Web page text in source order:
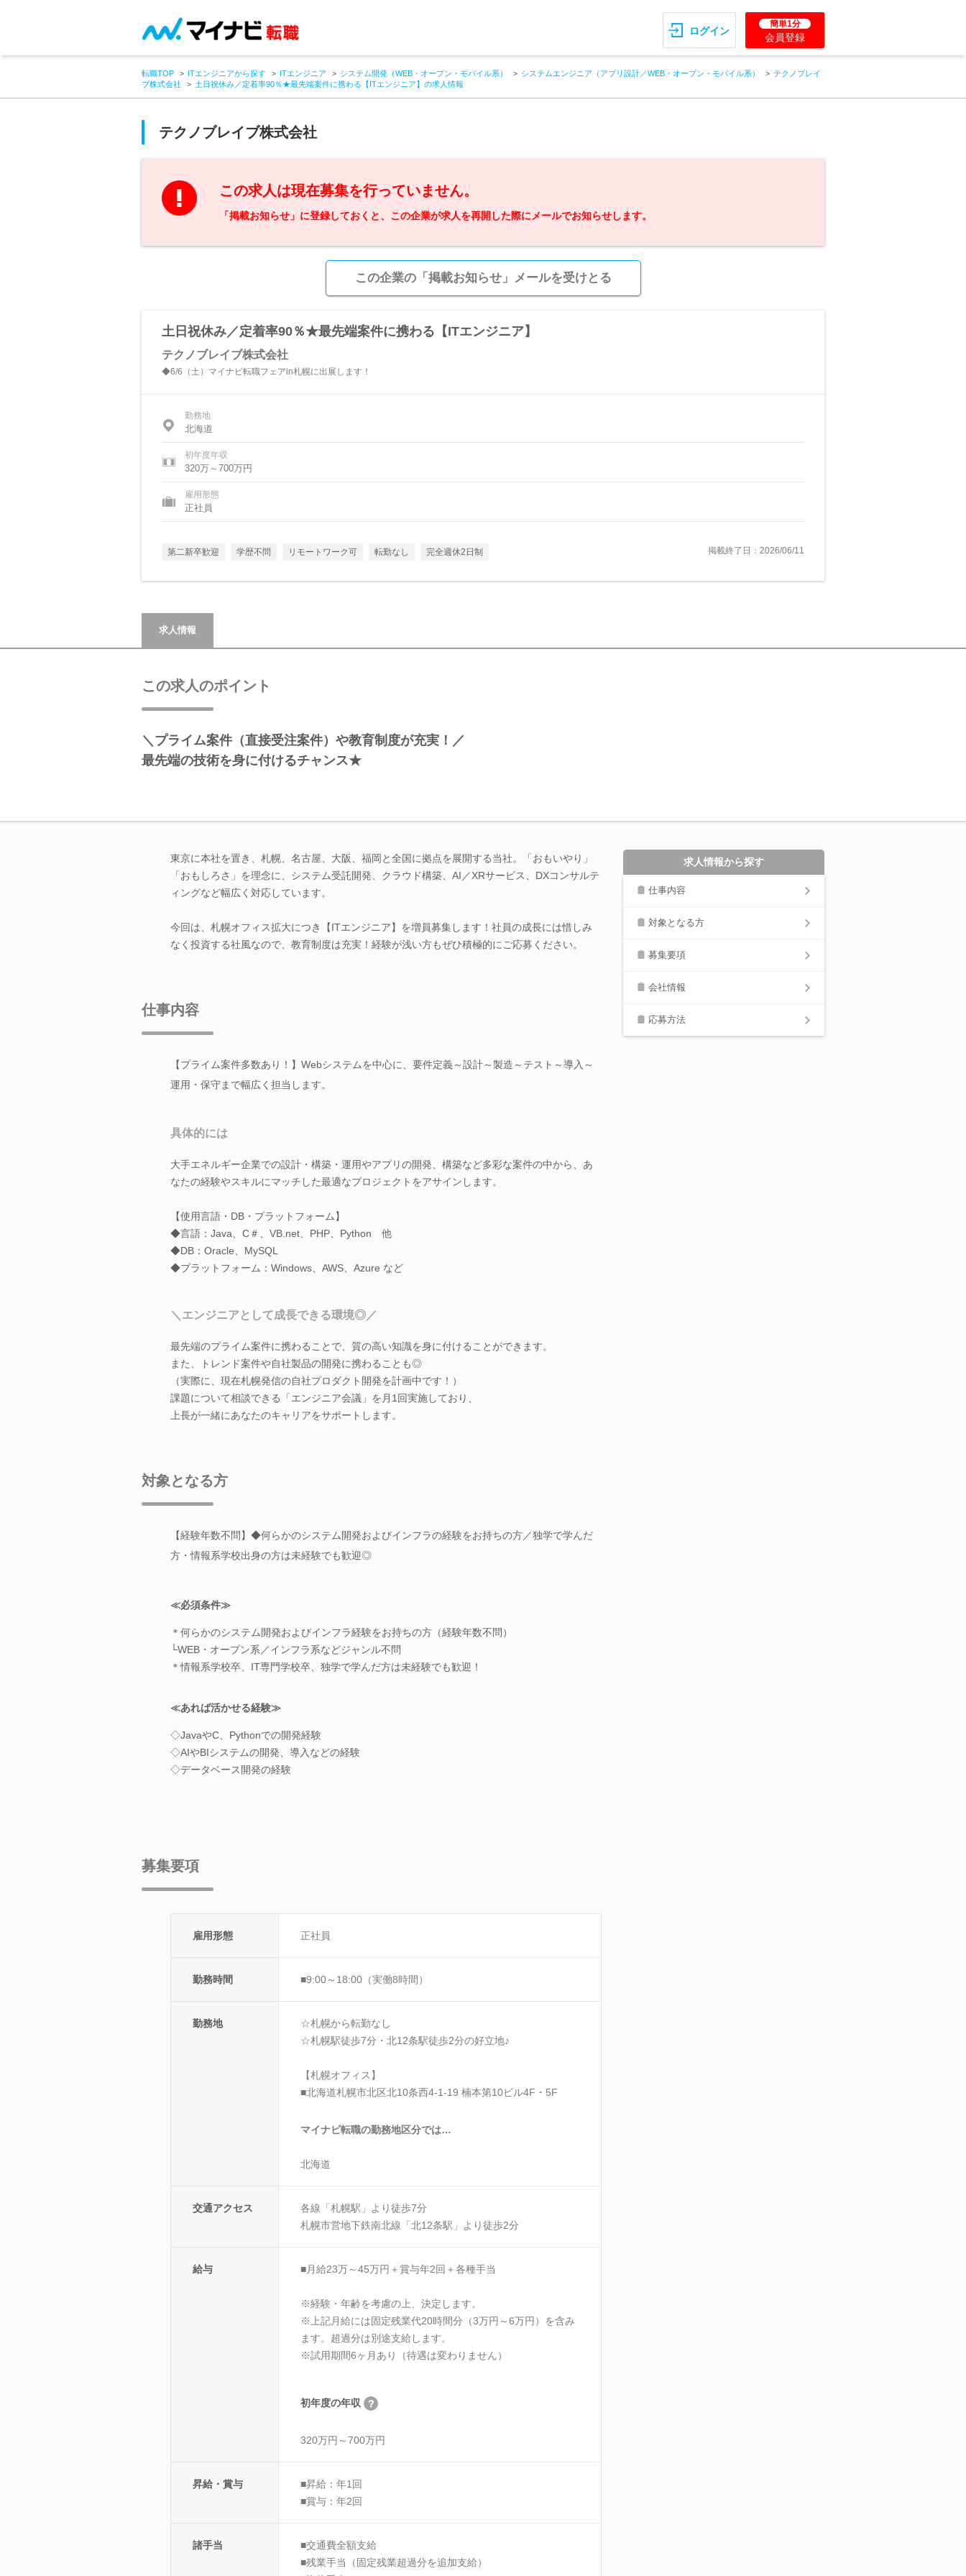
ログイン
簡単1分
会員登録
転職TOP ITエンジニアから探す ITエンジニア システム開発（WEB・オープン・モバイル系） システムエンジニア（アプリ設計／WEB・オープン・モバイル系）
テクノブレイ
ブ株式会社
土日祝休み／定着率90％★最先端案件に携わる【ITエンジニア】の求人情報
テクノブレイブ株式会社
この求人は現在募集を行っていません。
「掲載お知らせ」に登録しておくと、この企業が求人を再開した際にメールでお知らせします。
この企業の「掲載お知らせ」メールを受けとる
土日祝休み／定着率90％★最先端案件に携わる【ITエンジニア】
テクノブレイブ株式会社
◆6/6（土）マイナビ転職フェアin札幌に出展します！
勤務地
北海道
初年度年収
320万～700万円
雇用形態
正社員
第二新卒歓迎 学歴不問 リモートワーク可 転勤なし 完全週休2日制 掲載終了日：2026/06/11
求人情報
この求人のポイント
＼プライム案件（直接受注案件）や教育制度が充実！／
最先端の技術を身に付けるチャンス★
東京に本社を置き、札幌、名古屋、大阪、福岡と全国に拠点を展開する当社。「おもいやり」
「おもしろさ」を理念に、システム受託開発、クラウド構築、AI／XRサービス、DXコンサルテ
ィングなど幅広く対応しています。
今回は、札幌オフィス拡大につき【ITエンジニア】を増員募集します！社員の成長には惜しみ
なく投資する社風なので、教育制度は充実！経験が浅い方もぜひ積極的にご応募ください。
仕事内容
【プライム案件多数あり！】Webシステムを中心に、要件定義～設計～製造～テスト～導入～
運用・保守まで幅広く担当します。
具体的には
大手エネルギー企業での設計・構築・運用やアプリの開発、構築など多彩な案件の中から、あ
なたの経験やスキルにマッチした最適なプロジェクトをアサインします。
【使用言語・DB・プラットフォーム】
◆言語：Java、C＃、VB.net、PHP、Python 他
◆DB：Oracle、MySQL
◆プラットフォーム：Windows、AWS、Azure など
＼エンジニアとして成長できる環境◎／
最先端のプライム案件に携わることで、質の高い知識を身に付けることができます。
また、トレンド案件や自社製品の開発に携わることも◎
（実際に、現在札幌発信の自社プロダクト開発を計画中です！）
課題について相談できる「エンジニア会議」を月1回実施しており、
上長が一緒にあなたのキャリアをサポートします。
対象となる方
【経験年数不問】◆何らかのシステム開発およびインフラの経験をお持ちの方／独学で学んだ
方・情報系学校出身の方は未経験でも歓迎◎
≪必須条件≫
＊何らかのシステム開発およびインフラ経験をお持ちの方（経験年数不問）
└WEB・オープン系／インフラ系などジャンル不問
＊情報系学校卒、IT専門学校卒、独学で学んだ方は未経験でも歓迎！
≪あれば活かせる経験≫
◇JavaやC、Pythonでの開発経験
◇AIやBIシステムの開発、導入などの経験
◇データベース開発の経験
募集要項
雇用形態 正社員
勤務時間 ■9:00～18:00（実働8時間）
勤務地
☆札幌から転勤なし
☆札幌駅徒歩7分・北12条駅徒歩2分の好立地♪
【札幌オフィス】
■北海道札幌市北区北10条西4-1-19 楠本第10ビル4F・5F
マイナビ転職の勤務地区分では…
北海道
交通アクセス
各線「札幌駅」より徒歩7分
札幌市営地下鉄南北線「北12条駅」より徒歩2分
給与 ■月給23万～45万円＋賞与年2回＋各種手当
※経験・年齢を考慮の上、決定します。
※上記月給には固定残業代20時間分（3万円～6万円）を含み
ます。超過分は別途支給します。
※試用期間6ヶ月あり（待遇は変わりません）
初年度の年収
320万円～700万円
昇給・賞与
■昇給：年1回
■賞与：年2回
諸手当
■交通費全額支給
■残業手当（固定残業超過分を追加支給）
求人情報から探す
仕事内容
対象となる方
募集要項
会社情報
応募方法